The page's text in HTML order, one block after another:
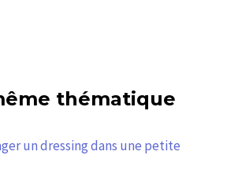
thématique
un dressing dans une petite